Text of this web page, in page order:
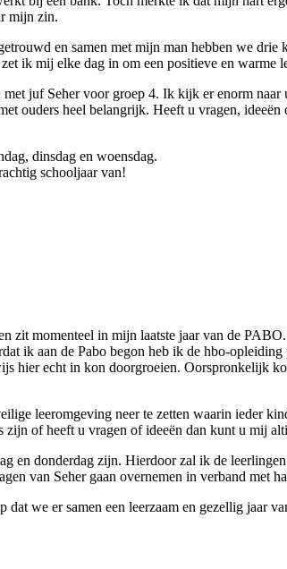
mijn zin.
en samen met mijn man hebben we
ik mij elke dag in om een positieve en warme
juf Seher voor groep 4. Ik kijk er enorm
ouders heel belangrijk. Heeft u vragen,
dinsdag en woensdag.
schooljaar van!
zit momenteel in mijn laatste jaar van de
ik aan de Pabo begon heb ik de hbo-
hier echt in kon doorgroeien. Oorspronkelijk
leeromgeving neer te zetten waarin ieder
of heeft u vragen of ideeën dan kunt u mij
en donderdag zijn. Hierdoor zal ik de
van Seher gaan overnemen in verband met
we er samen een leerzaam en gezellig jaar